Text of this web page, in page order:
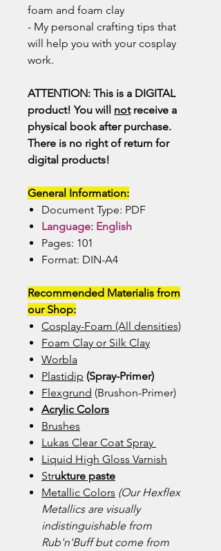
foam and foam clay
- My personal crafting tips that
will help you with your cosplay
work.
ATTENTION: This is a DIGITAL
product! You will notreceive a
physical book after purchase.
There is no right of return for
digital products!
General Information:
Document Type: PDF
Language: English
Pages: 101
Format: DIN-A4
Recommended Materialis from
our Shop:
Cosplay-Foam (All densities)
Foam Clay or Silk Clay
Worbla
Plastidip (Spray-Primer)
Flexgrund (Brushon-Primer)
Acrylic Colors
Brushes
Lukas Clear Coat Spray
Liquid High Gloss Varnish
Strukture paste
Metallic Colors (Our Hexflex
Metallics are visually
indistinguishable from
Rub'n'Buff but come from